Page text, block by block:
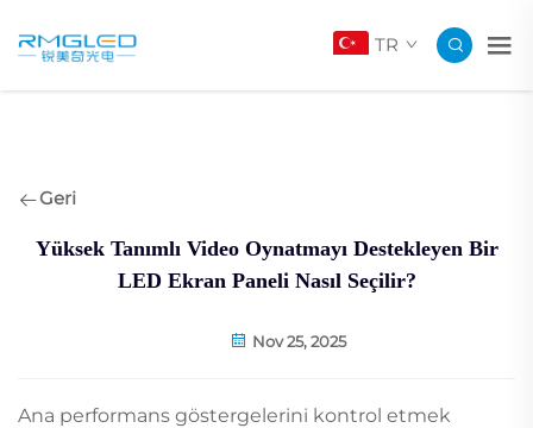
TR
Geri
Yüksek Tanımlı Video Oynatmayı Destekleyen Bir
LED Ekran Paneli Nasıl Seçilir?
Nov 25, 2025
Ana performans göstergelerini kontrol etmek